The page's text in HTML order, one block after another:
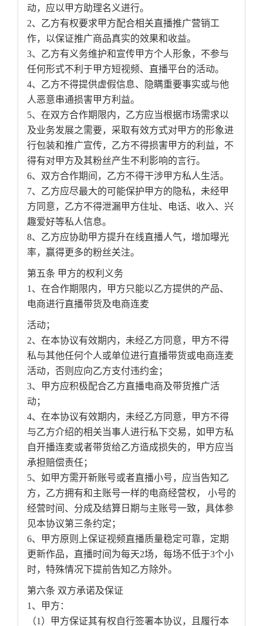
动，应以甲方助理名义进行。
2、乙方有权要求甲方配合相关直播推广营销工
作，以保证推广商品真实的效果和收益。
3、乙方有义务维护和宣传甲方个人形象，不参与
任何形式不利于甲方短视频、直播平台的活动。
4、乙方不得提供虚假信息、隐瞒重要事实或与他
人恶意串通损害甲方利益。
5、在双方合作期限内，乙方应当根据市场需求以
及业务发展之需要，采取有效方式对甲方的形象进
行包装和推广宣传，乙方不得损害甲方的利益，不
得有对甲方及其粉丝产生不利影响的言行。
6、双方合作期间，乙方不得干涉甲方私人生活。
7、乙方应尽最大的可能保护甲方的隐私，未经甲
方同意，乙方不得泄漏甲方住址、电话、收入、兴
趣爱好等私人信息。
8、乙方应协助甲方提升在线直播人气，增加曝光
率，赢得更多的粉丝关注。
第五条 甲方的权利义务
1、在合作期限内，甲方只能以乙方提供的产品、
电商进行直播带货及电商连麦
活动；
2、在本协议有效期内，未经乙方同意，甲方不得
私与其他任何个人或单位进行直播带货或电商连麦
活动，否则应向乙方支付违约金；
3、甲方应积极配合乙方直播电商及带货推广活
动；
4、在本协议有效期内，未经乙方同意，甲方不得
与乙方介绍的相关当事人进行私下交易，如甲方私
自开播连麦或者带货给乙方造成损失的，甲方应当
承担赔偿责任；
5、如甲方需开新账号或者直播小号，应当告知乙
方，乙方拥有和主账号一样的电商经营权， 小号的
经营时间、分成及结算日期与主账号一致，具体参
见本协议第三条约定；
6、甲方原则上保证视频直播质量稳定可靠，定期
更新作品，直播时间为每天2场，每场不低于3个小
时，特殊情况下提前告知乙方除外。
第六条 双方承诺及保证
1、甲方：
（1）甲方保证其有权自行签署本协议，且履行本